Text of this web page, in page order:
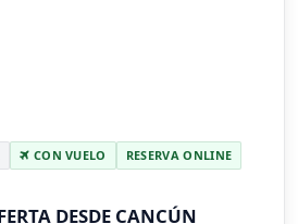
CON VUELO RESERVA ONLINE
DESDE CANCÚN